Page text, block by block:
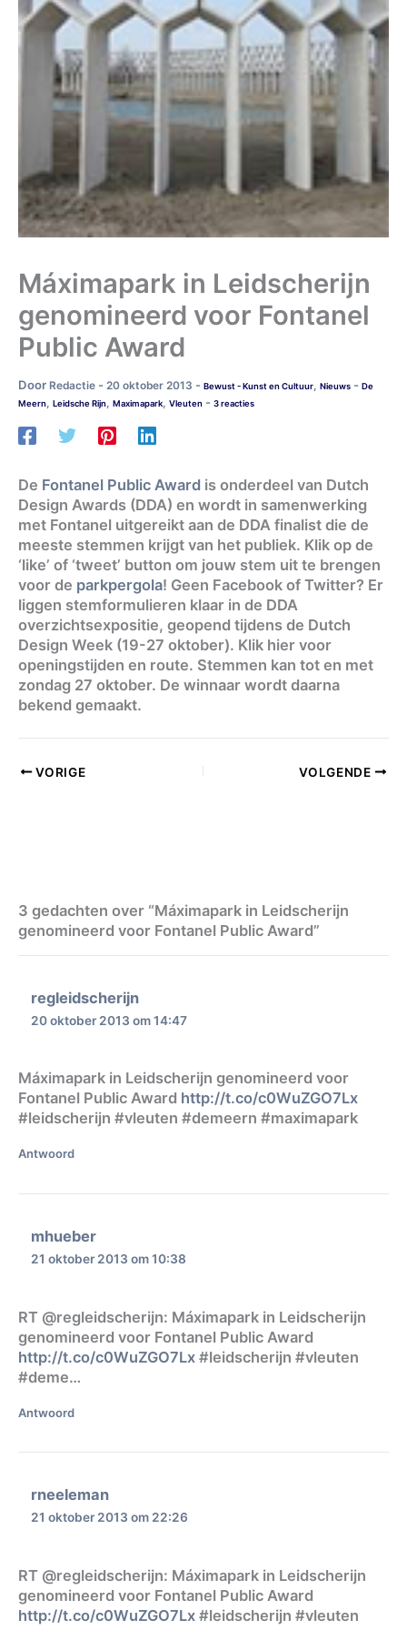
Máximapark in Leidscherijn
genomineerd voor Fontanel
Public Award
Door Redactie - 20 oktober 2013 - Bewust - Kunst en Cultuur, Nieuws - De
Meern, Leidsche Rijn, Maximapark, Vleuten - 3 reacties
De Fontanel Public Award is onderdeel van Dutch
Design Awards (DDA) en wordt in samenwerking
met Fontanel uitgereikt aan de DDA finalist die de
meeste stemmen krijgt van het publiek. Klik op de
‘like’ of ‘tweet’ button om jouw stem uit te brengen
voor de parkpergola! Geen Facebook of Twitter? Er
liggen stemformulieren klaar in de DDA
overzichtsexpositie, geopend tijdens de Dutch
Design Week (19-27 oktober). Klik hier voor
openingstijden en route. Stemmen kan tot en met
zondag 27 oktober. De winnaar wordt daarna
bekend gemaakt.
VORIGE VOLGENDE
3 gedachten over “Máximapark in Leidscherijn
genomineerd voor Fontanel Public Award”
regleidscherijn
20 oktober 2013 om 14:47
Máximapark in Leidscherijn genomineerd voor
Fontanel Public Award http://t.co/c0WuZGO7Lx
#leidscherijn #vleuten #demeern #maximapark
Antwoord
mhueber
21 oktober 2013 om 10:38
RT @regleidscherijn: Máximapark in Leidscherijn
genomineerd voor Fontanel Public Award
http://t.co/c0WuZGO7Lx #leidscherijn #vleuten
#deme…
Antwoord
rneeleman
21 oktober 2013 om 22:26
RT @regleidscherijn: Máximapark in Leidscherijn
genomineerd voor Fontanel Public Award
http://t.co/c0WuZGO7Lx #leidscherijn #vleuten